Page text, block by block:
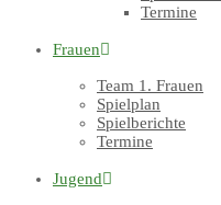
Termine
Frauen
Team 1. Frauen
Spielplan
Spielberichte
Termine
Jugend